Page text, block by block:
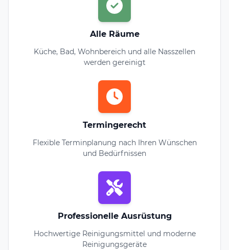
Alle Räume
Küche, Bad, Wohnbereich und alle Nasszellen
werden gereinigt
Termingerecht
Flexible Terminplanung nach Ihren Wünschen
und Bedürfnissen
Professionelle Ausrüstung
Hochwertige Reinigungsmittel und moderne
Reinigungsgeräte